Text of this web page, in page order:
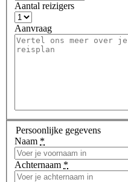
Aantal reizigers
Aanvraag
Persoonlijke gegevens
Naam *
Achternaam *